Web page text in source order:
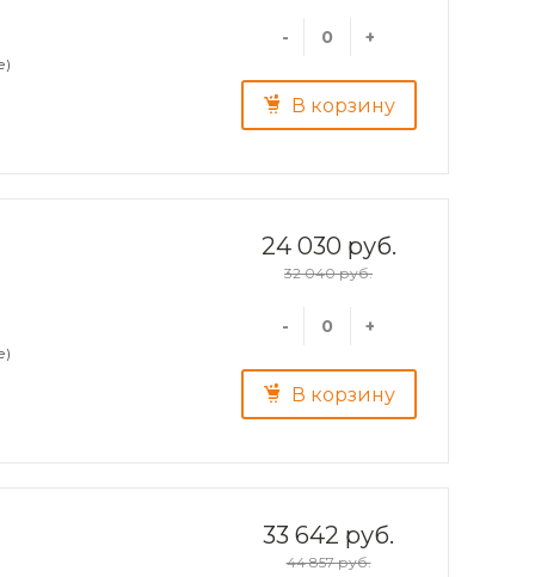
- +
В корзину
24 030 руб.
32 040 руб.
- +
В корзину
33 642 руб.
44 857 руб.